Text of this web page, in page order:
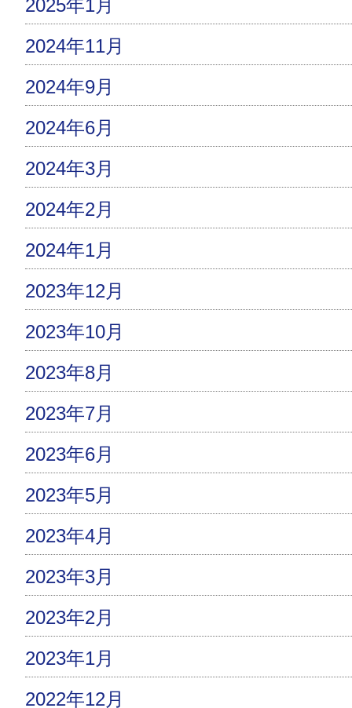
2025年1月
2024年11月
2024年9月
2024年6月
2024年3月
2024年2月
2024年1月
2023年12月
2023年10月
2023年8月
2023年7月
2023年6月
2023年5月
2023年4月
2023年3月
2023年2月
2023年1月
2022年12月